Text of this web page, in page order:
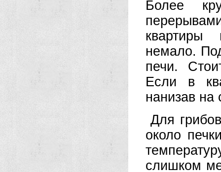
Более
квартиры
немало.
печи.
Если в
нанизав на
Для
около
слишком